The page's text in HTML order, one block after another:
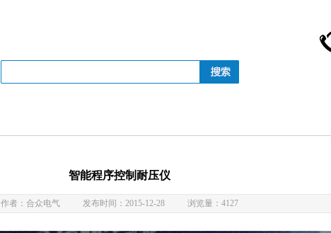
智能程序控制耐压仪
作者：合众电气 发布时间：2015-12-28 浏览量：4127